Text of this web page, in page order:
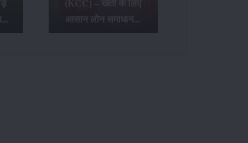
(KCC) – खेती के लिए
आसान लोन समाधान...